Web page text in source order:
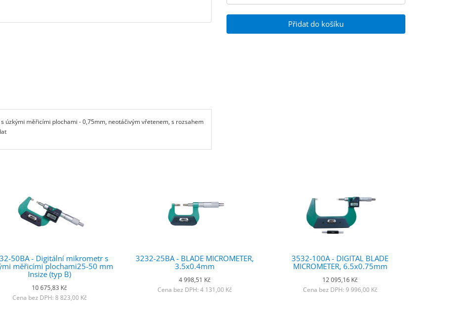
úzkými měřicími plochami - 0,75mm, neotáčivým vřetenem, s rozsahem
Přidat do košíku
50BA - Digitální mikrometr s
měřicími plochami25-50 mm
Insize (typ B)
10 675,83 Kč
Cena bez DPH: 8 823,00 Kč
3232-25BA - BLADE MICROMETER,
3.5x0.4mm
4 998,51 Kč
Cena bez DPH: 4 131,00 Kč
3532-100A - DIGITAL BLADE
MICROMETER, 6.5x0.75mm
12 095,16 Kč
Cena bez DPH: 9 996,00 Kč